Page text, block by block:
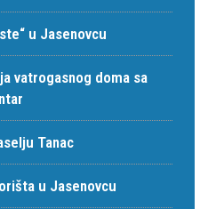
u Jasenovcu
vatrogasnog doma sa
Tanac
u Jasenovcu